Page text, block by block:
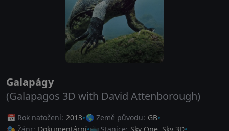
Galapágy
(Galapagos 3D with David Attenborough)
📅 Rok natočení: 2013 🌎 Země původu: GB